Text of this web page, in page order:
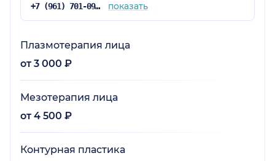
+7 (961) 701-09-91 показать
Плазмотерапия лица
от 3 000 ₽
Мезотерапия лица
от 4 500 ₽
Контурная пластика